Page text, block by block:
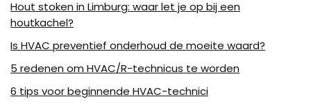
Hout stoken in Limburg: waar let je op bij een
houtkachel?
Is HVAC preventief onderhoud de moeite waard?
5 redenen om HVAC/R-technicus te worden
6 tips voor beginnende HVAC-technici